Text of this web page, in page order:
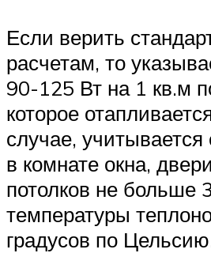
Если верить
расчетам, то
90-125 Вт на 1 кв.м
которое
случае,
в комнате окна,
потолков не больше
температуры
градусов по